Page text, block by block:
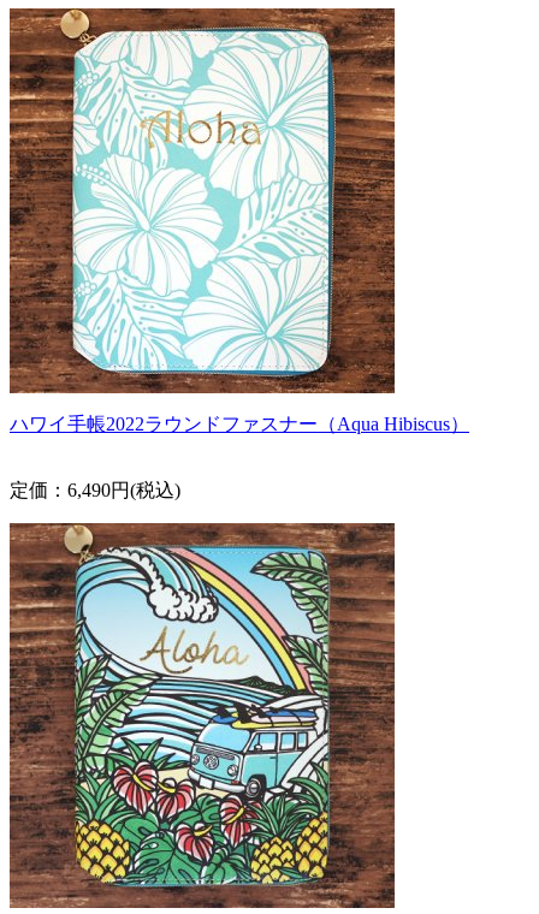
ハワイ手帳2022ラウンドファスナー（Aqua Hibiscus）
定価：6,490円(税込)